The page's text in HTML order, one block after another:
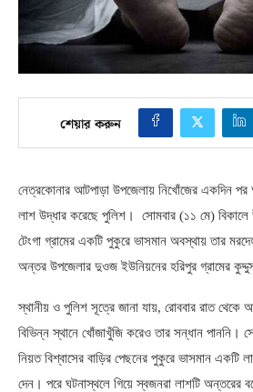
শেয়ার করুন
নেত্রকোনার আটপাড়া উপজেলায় নিখোঁজের একদিন
লাশ উদ্ধার করেছে পুলিশ। সোমবার (১১ মে)
টেংগা গ্রামের একটি পুকুরে ভাসমান অবস্থায় তার
অন্তর উপজেলার দুওজ ইউনিয়নের হরিপুর গ্রামের
স্থানীয় ও পুলিশ সূত্রে জানা যায়, রোববার রাত থেকে
বিভিন্ন স্থানে খোঁজাখুঁজি করেও তার সন্ধান পাননি।
নিয়ত বিশ্বাসের বাড়ির পেছনের পুকুরে ভাসমান একটি
দেন। পরে ঘটনাস্থলে গিয়ে স্বজনরা লাশটি অন্তরের